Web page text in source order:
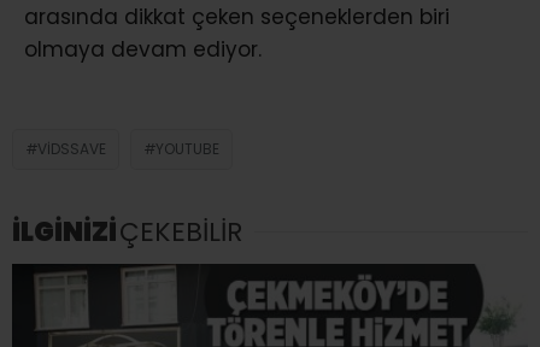
arasında dikkat çeken seçeneklerden biri
olmaya devam ediyor.
VIDSSAVE YOUTUBE
İLGİNİZİÇEKEBİLİR